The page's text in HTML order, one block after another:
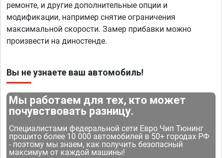
ремонте, и другие дополнительные опции и
модификации, например снятие ограничения
максимальной скорости. Замер прибавки можно
произвести на диностенде.
Вы не узнаете ваш автомобиль!
Мы работаем для тех, кто может
почувствовать разницу.
Специалистами федеральной сети Евро Чип Тюнинг
прошито более 10 000 автомобилей в 50+ городах РФ
- поэтому мы знаем, как получить безопасный
максимум от каждой машины!